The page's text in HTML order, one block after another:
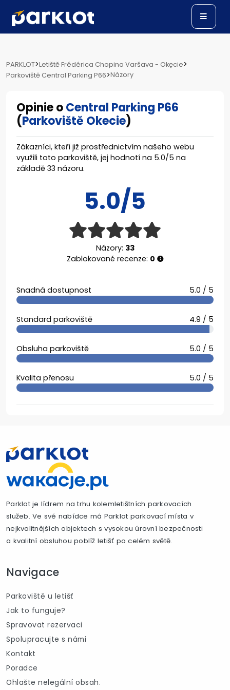
PARKLOT>Letiště Frédérica Chopina Varšava - Okęcie>
Parkoviště Central Parking P66>Názory
Opinie oCentral Parking P66
(Parkoviště Okecie)
Zákazníci, kteří již prostřednictvím našeho webu
využili toto parkoviště, jej hodnotí na 5.0/5 na
základě 33 názoru.
5.0/5
Názory: 33
Zablokované recenze: 0
Snadná dostupnost 5.0 / 5
Standard parkoviště 4.9 / 5
Obsluha parkoviště 5.0 / 5
Kvalita přenosu 5.0 / 5
Parklot je lídrem na trhu kolemletištních parkovacích
služeb. Ve své nabídce má Parklot parkovací místa v
nejkvalitnějších objektech s vysokou úrovní bezpečnosti
a kvalitní obsluhou poblíž letišť po celém světě.
Navigace
Parkoviště u letišť
Jak to funguje?
Spravovat rezervaci
Spolupracujte s námi
Kontakt
Poradce
Ohlašte nelegální obsah.